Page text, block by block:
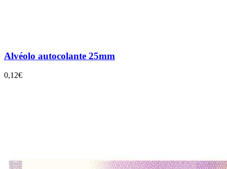
Alvéolo autocolante 25mm
0,12€